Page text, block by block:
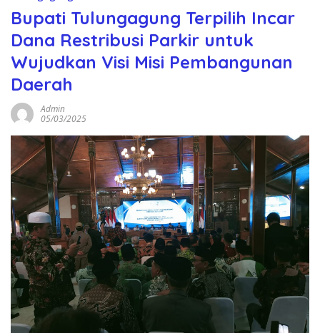
Bupati Tulungagung Terpilih Incar
Dana Restribusi Parkir untuk
Wujudkan Visi Misi Pembangunan
Daerah
Admin
05/03/2025